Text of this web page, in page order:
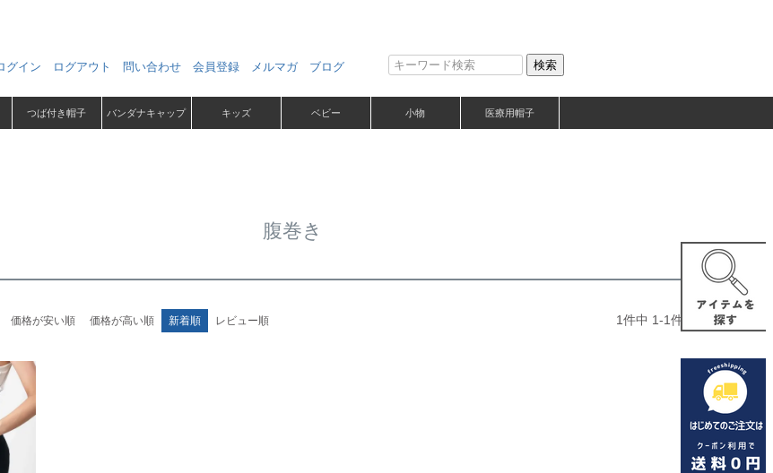
グイン ログアウト 問い合わせ 会員登録 メルマガ ブログ 検索
つば付き帽子 バンダナキャップ キッズ ベビー 小物 医療用帽子
腹巻き
価格が安い順 価格が高い順 新着順 レビュー順 1件中 1-1件表示